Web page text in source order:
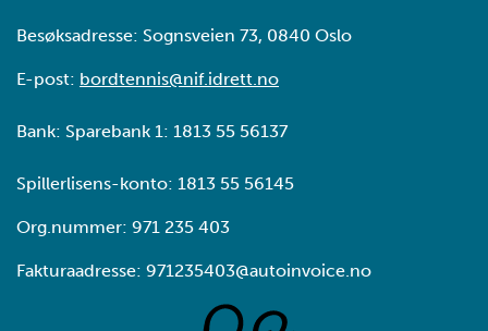
Besøksadresse: Sognsveien 73, 0840 Oslo
E-post: bordtennis@nif.idrett.no
Bank: Sparebank 1: 1813 55 56137
Spillerlisens-konto: 1813 55 56145
Org.nummer: 971 235 403
Fakturaadresse: 971235403@autoinvoice.no